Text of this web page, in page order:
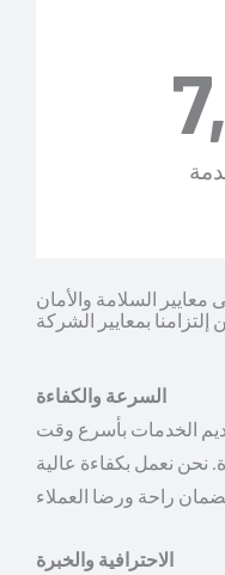
معايير السلامة والأمان
السرعة والكفاءة
الخدمات بأسرع وقت
نعمل بكفاءة عالية
راحة ورضا العملاء
الاحترافية والخبرة